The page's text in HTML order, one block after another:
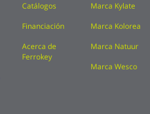
Catálogos
Financiación
Acerca de
Ferrokey
Marca Kylate
Marca Kolorea
Marca Natuur
Marca Wesco